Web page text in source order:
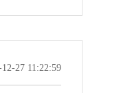
27 11:22:59